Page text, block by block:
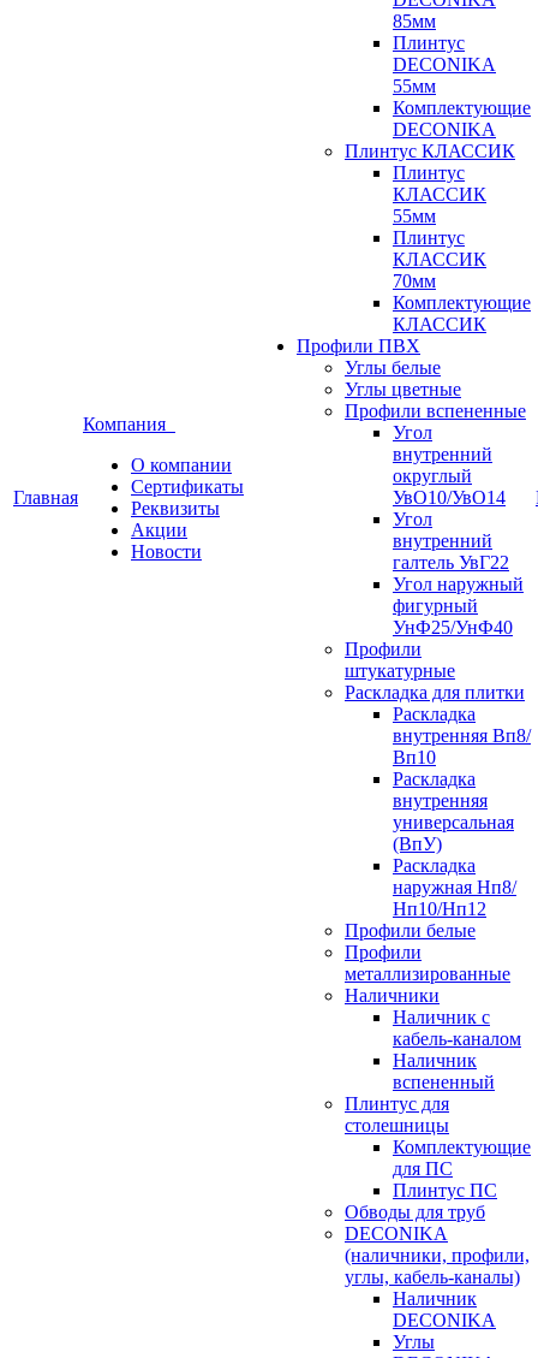
Главная
Компания
О компании
Сертификаты
Реквизиты
Акции
Новости
85мм
Плинтус
DECONIKA
55мм
Комплектующие
DECONIKA
Плинтус КЛАССИК
Плинтус
КЛАССИК
55мм
Плинтус
КЛАССИК
70мм
Комплектующие
КЛАССИК
Профили ПВХ
Углы белые
Углы цветные
Профили вспененные
Угол
внутренний
округлый
УвО10/УвО14
Угол
внутренний
галтель УвГ22
Угол наружный
фигурный
УнФ25/УнФ40
Профили
штукатурные
Раскладка для плитки
Раскладка
внутренняя Вп8/
Вп10
Раскладка
внутренняя
универсальная
(ВпУ)
Раскладка
наружная Нп8/
Нп10/Нп12
Профили белые
Профили
металлизированные
Наличники
Наличник с
кабель-каналом
Наличник
вспененный
Плинтус для
столешницы
Комплектующие
для ПС
Плинтус ПС
Обводы для труб
DECONIKA
(наличники, профили,
углы, кабель-каналы)
Наличник
DECONIKA
Углы